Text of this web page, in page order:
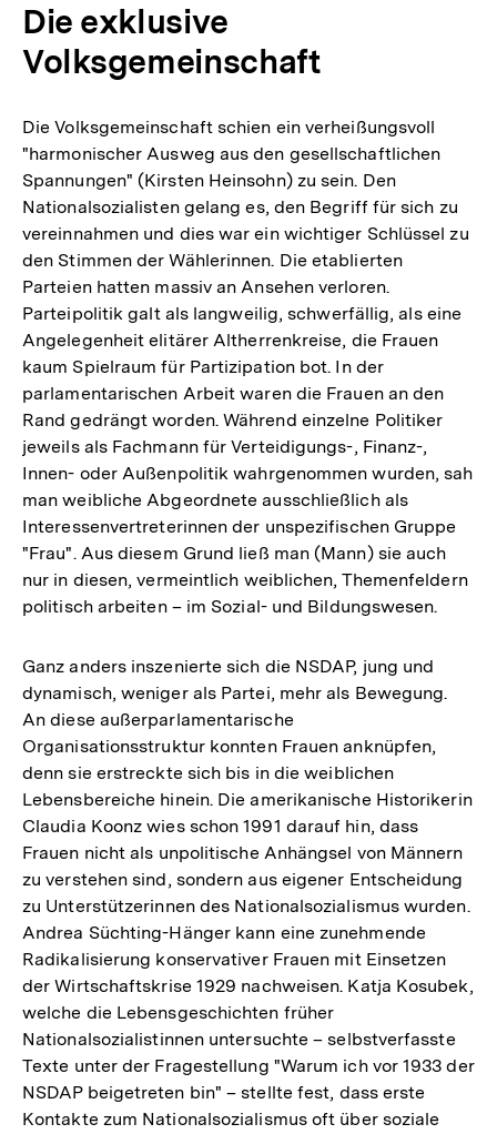
Die exklusive
Volksgemeinschaft
Die Volksgemeinschaft schien ein verheißungsvoll
"harmonischer Ausweg aus den gesellschaftlichen
Spannungen" (Kirsten Heinsohn) zu sein. Den
Nationalsozialisten gelang es, den Begriff für sich zu
vereinnahmen und dies war ein wichtiger Schlüssel zu
den Stimmen der Wählerinnen. Die etablierten
Parteien hatten massiv an Ansehen verloren.
Parteipolitik galt als langweilig, schwerfällig, als eine
Angelegenheit elitärer Altherrenkreise, die Frauen
kaum Spielraum für Partizipation bot. In der
parlamentarischen Arbeit waren die Frauen an den
Rand gedrängt worden. Während einzelne Politiker
jeweils als Fachmann für Verteidigungs-, Finanz-,
Innen- oder Außenpolitik wahrgenommen wurden, sah
man weibliche Abgeordnete ausschließlich als
Interessenvertreterinnen der unspezifischen Gruppe
"Frau". Aus diesem Grund ließ man (Mann) sie auch
nur in diesen, vermeintlich weiblichen, Themenfeldern
politisch arbeiten – im Sozial- und Bildungswesen.
Ganz anders inszenierte sich die NSDAP, jung und
dynamisch, weniger als Partei, mehr als Bewegung.
An diese außerparlamentarische
Organisationsstruktur konnten Frauen anknüpfen,
denn sie erstreckte sich bis in die weiblichen
Lebensbereiche hinein. Die amerikanische Historikerin
Claudia Koonz wies schon 1991 darauf hin, dass
Frauen nicht als unpolitische Anhängsel von Männern
zu verstehen sind, sondern aus eigener Entscheidung
zu Unterstützerinnen des Nationalsozialismus wurden.
Andrea Süchting-Hänger kann eine zunehmende
Radikalisierung konservativer Frauen mit Einsetzen
der Wirtschaftskrise 1929 nachweisen. Katja Kosubek,
welche die Lebensgeschichten früher
Nationalsozialistinnen untersuchte – selbstverfasste
Texte unter der Fragestellung "Warum ich vor 1933 der
NSDAP beigetreten bin" – stellte fest, dass erste
Kontakte zum Nationalsozialismus oft über soziale